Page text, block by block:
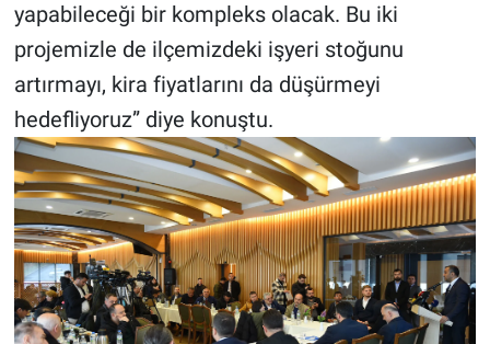
yapabileceği bir kompleks olacak. Bu iki
projemizle de ilçemizdeki işyeri stoğunu
artırmayı, kira fiyatlarını da düşürmeyi
hedefliyoruz” diye konuştu.